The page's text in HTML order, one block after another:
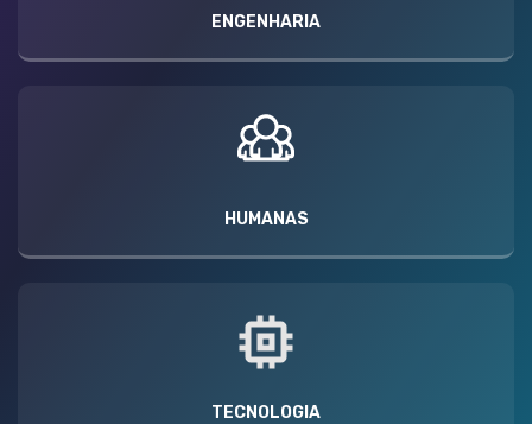
ENGENHARIA
HUMANAS
TECNOLOGIA